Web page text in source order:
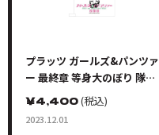
プラッツ ガールズ&パンツァ
ー 最終章 等身大のぼり 隊長
シリーズ 島田 愛里寿
￥4,400(税込)
2023.12.01